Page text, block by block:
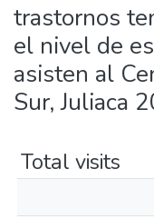
trastornos
el nivel de
asisten al
Sur, Juliaca
Total visits